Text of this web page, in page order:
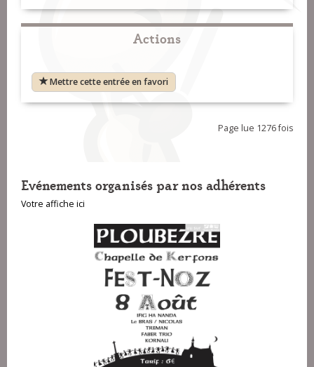
Actions
Mettre cette entrée en favori
Page lue 1276 fois
Evénements organisés par nos adhérents
Votre affiche ici